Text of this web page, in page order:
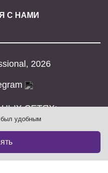
С НАМИ
2026
СЕТЯХ:
был удобным
В корзину